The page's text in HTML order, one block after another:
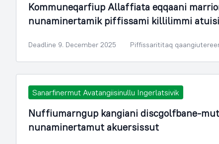
Kommuneqarfiup Allaffiata eqqaani
nunaminertamik piffissami killilimmi
Deadline 9. December 2025 Piffissarititaq
Sanarfinermut Avatangiisinullu Ingerlatsivik
Nuffiumarngup kangiani discgolfbane-
nunaminertamut akuersissut